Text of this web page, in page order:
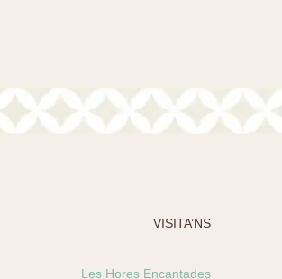
VISITA’NS
Les Hores Encantades